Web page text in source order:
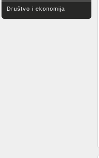
Društvo i ekonomija